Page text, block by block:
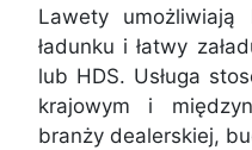
Lawety umożliwiają
ładunku i łatwy
lub HDS. Usługa
krajowym i
branży dealerskiej,